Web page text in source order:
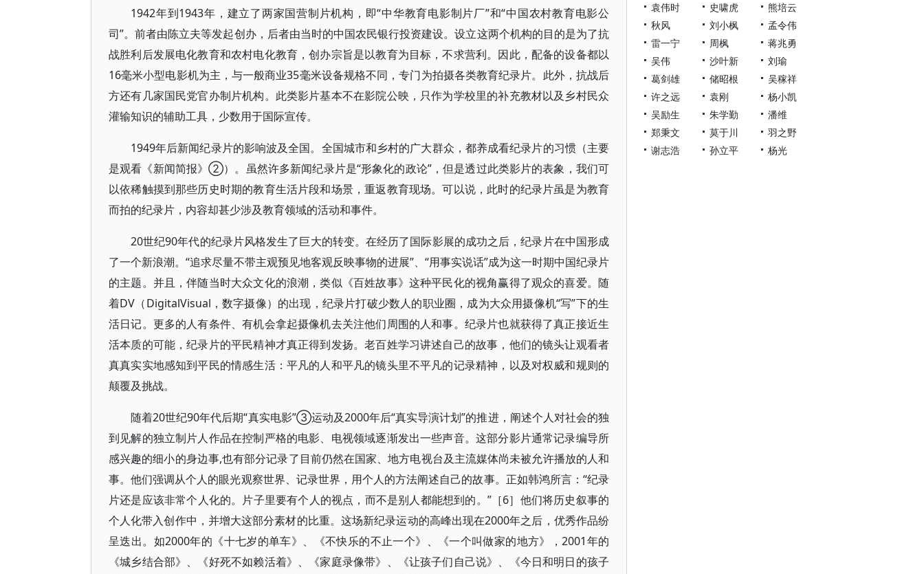
1942年到1943年，建立了两家国营制片机构，即“中华教育电影制片厂”和“中国农村教育电影公
司”。前者由陈立夫等发起创办，后者由当时的中国农民银行投资建设。设立这两个机构的目的是为了抗
战胜利后发展电化教育和农村电化教育，创办宗旨是以教育为目标，不求营利。因此，配备的设备都以
16毫米小型电影机为主，与一般商业35毫米设备规格不同，专门为拍摄各类教育纪录片。此外，抗战后
方还有几家国民党官办制片机构。此类影片基本不在影院公映，只作为学校里的补充教材以及乡村民众
灌输知识的辅助工具，少数用于国际宣传。
1949年后新闻纪录片的影响波及全国。全国城市和乡村的广大群众，都养成看纪录片的习惯（主要
是观看《新闻简报》②）。虽然许多新闻纪录片是“形象化的政论”，但是透过此类影片的表象，我们可
以依稀触摸到那些历史时期的教育生活片段和场景，重返教育现场。可以说，此时的纪录片虽是为教育
而拍的纪录片，内容却甚少涉及教育领域的活动和事件。
20世纪90年代的纪录片风格发生了巨大的转变。在经历了国际影展的成功之后，纪录片在中国形成
了一个新浪潮。“追求尽量不带主观预见地客观反映事物的进展”、“用事实说话”成为这一时期中国纪录片
的主题。并且，伴随当时大众文化的浪潮，类似《百姓故事》这种平民化的视角赢得了观众的喜爱。随
着DV（DigitalVisual，数字摄像）的出现，纪录片打破少数人的职业圈，成为大众用摄像机“写”下的生
活日记。更多的人有条件、有机会拿起摄像机去关注他们周围的人和事。纪录片也就获得了真正接近生
活本质的可能，纪录片的平民精神才真正得到发扬。老百姓学习讲述自己的故事，他们的镜头让观看者
真真实实地感知到平民的情感生活：平凡的人和平凡的镜头里不平凡的记录精神，以及对权威和规则的
颠覆及挑战。
随着20世纪90年代后期“真实电影”③运动及2000年后“真实导演计划”的推进，阐述个人对社会的独
到见解的独立制片人作品在控制严格的电影、电视领域逐渐发出一些声音。这部分影片通常记录编导所
感兴趣的细小的身边事,也有部分记录了目前仍然在国家、地方电视台及主流媒体尚未被允许播放的人和
事。他们强调从个人的眼光观察世界、记录世界，用个人的方法阐述自己的故事。正如韩鸿所言：“纪录
片还是应该非常个人化的。片子里要有个人的视点，而不是别人都能想到的。”［6］他们将历史叙事的
个人化带入创作中，并增大这部分素材的比重。这场新纪录运动的高峰出现在2000年之后，优秀作品纷
呈迭出。如2000年的《十七岁的单车》、《不快乐的不止一个》、《一个叫做家的地方》，2001年的
《城乡结合部》、《好死不如赖活着》、《家庭录像带》、《让孩子们自己说》、《今日和明日的孩子
袁伟时
史啸虎
熊培云
秋风
刘小枫
孟令伟
雷一宁
周枫
蒋兆勇
吴伟
沙叶新
刘瑜
葛剑雄
储昭根
吴稼祥
许之远
袁刚
杨小凯
吴励生
朱学勤
潘维
郑秉文
莫于川
羽之野
谢志浩
孙立平 杨光